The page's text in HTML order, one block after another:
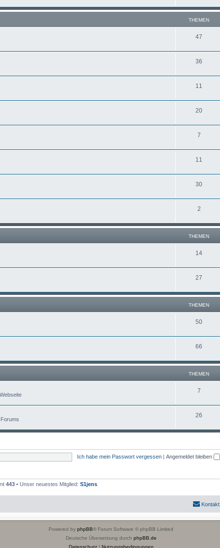
THEMEN
47
36
11
20
7
11
30
2
THEMEN
14
27
THEMEN
50
66
THEMEN
7
26
Ich habe mein Passwort vergessen | Angemeldet bleiben
443 • Unser neuestes Mitglied: S1jens
Kontakt
Powered by phpBB® Forum Software © phpBB Limited
Deutsche Übersetzung durch phpBB.de
Datenschutz| Nutzungsbedingungen